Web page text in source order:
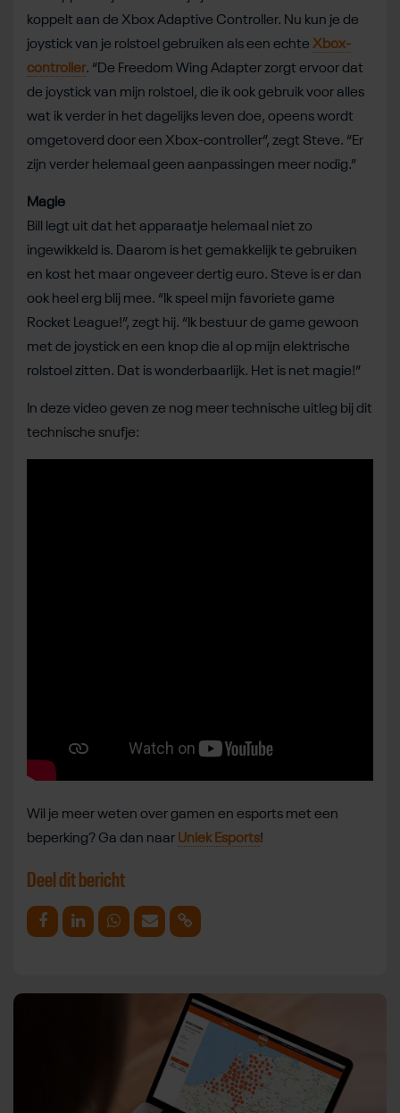
koppelt aan de Xbox Adaptive Controller. Nu kun je de
joystick van je rolstoel gebruiken als een echte Xbox-
controller. “De Freedom Wing Adapter zorgt ervoor dat
de joystick van mijn rolstoel, die ik ook gebruik voor alles
wat ik verder in het dagelijks leven doe, opeens wordt
omgetoverd door een Xbox-controller”, zegt Steve. “Er
zijn verder helemaal geen aanpassingen meer nodig.”
Magie
Bill legt uit dat het apparaatje helemaal niet zo
ingewikkeld is. Daarom is het gemakkelijk te gebruiken
en kost het maar ongeveer dertig euro. Steve is er dan
ook heel erg blij mee. “Ik speel mijn favoriete game
Rocket League!”, zegt hij. “Ik bestuur de game gewoon
met de joystick en een knop die al op mijn elektrische
rolstoel zitten. Dat is wonderbaarlijk. Het is net magie!”
In deze video geven ze nog meer technische uitleg bij dit
technische snufje:
Wil je meer weten over gamen en esports met een
beperking? Ga dan naar Uniek Esports!
Deel dit bericht
Deel op Facebook
Deel op LinkedinDeel op Whatsapp
Mail link Kopieer link